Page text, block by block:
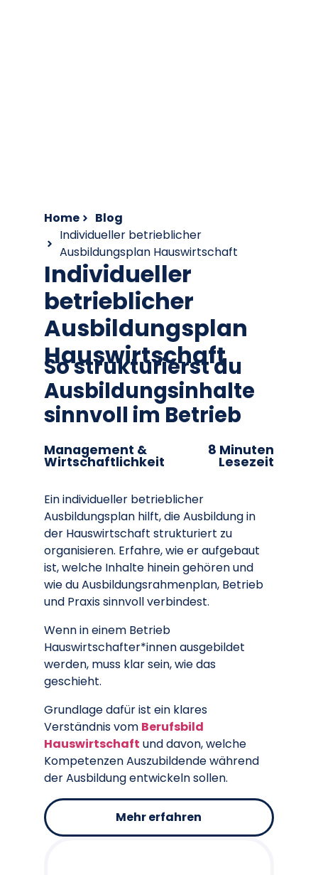
Home
Blog
Individueller betrieblicher
Ausbildungsplan Hauswirtschaft
Individueller
betrieblicher
Ausbildungsplan
Hauswirtschaft
So strukturierst du
Ausbildungsinhalte
sinnvoll im Betrieb
Management &
Wirtschaftlichkeit
8 Minuten
Lesezeit
Ein individueller betrieblicher
Ausbildungsplan hilft, die Ausbildung in
der Hauswirtschaft strukturiert zu
organisieren. Erfahre, wie er aufgebaut
ist, welche Inhalte hinein gehören und
wie du Ausbildungsrahmenplan, Betrieb
und Praxis sinnvoll verbindest.
Wenn in einem Betrieb
Hauswirtschafter*innen ausgebildet
werden, muss klar sein, wie das
geschieht.
Grundlage dafür ist ein klares
Verständnis vom Berufsbild
Hauswirtschaft und davon, welche
Kompetenzen Auszubildende während
der Ausbildung entwickeln sollen.
Mehr erfahren